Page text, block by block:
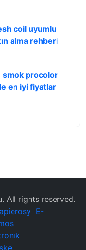
coil uyumlu
alma rehberi
smok procolor
en iyi fiyatlar
All rights reserved.
E-